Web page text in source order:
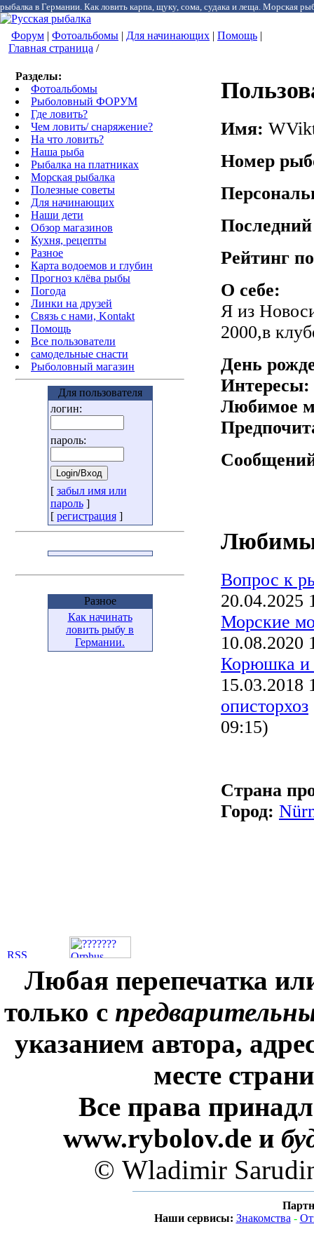
рыбалка в Германии. Как ловить карпа, щуку, сома, судака и леща. Морская
Форум | Фотоальбомы | Для начинающих | Помощь |
Главная страница /
Разделы:
Фотоальбомы
Рыболовный ФОРУМ
Где ловить?
Чем ловить/ снаряжение?
На что ловить?
Наша рыба
Рыбалка на платниках
Морская рыбалка
Полезные советы
Для начинающих
Наши дети
Обзор магазинов
Кухня, рецепты
Разное
Карта водоемов и глубин
Прогноз клёва рыбы
Погода
Линки на друзей
Связь с нами, Kontakt
Помощь
Все пользователи
самодельные снасти
Рыболовный магазин
Для пользователя
логин:
пароль:
[ забыл имя или
пароль]
[ регистрация]
Разное
Как начинать
ловить рыбу в
Германии.
Имя:
Номер
Рейтинг
О себе:
Я из
2000,в
День
Интересы:
Любимое
Вопрос к
20.04.2025
Морские
10.08.2020
Корюшка и
15.03.2018
описторхоз
09:15)
Страна
Город:
Любая перепечатка
только с
указанием автора,
месте
Все права
www.rybolov.de и
© Wladimir
Наши сервисы: Знакомства -